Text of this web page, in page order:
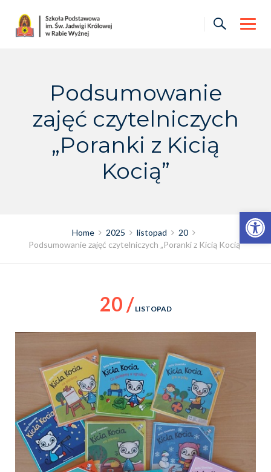
Otwórz pasek narzędzi
content
Podsumowanie
zajęć czytelniczych
„Poranki z Kicią
Kocią”
Home 2025 listopad
20
Podsumowanie zajęć czytelniczych „Poranki z Kicią Kocią”
20 / LISTOPAD